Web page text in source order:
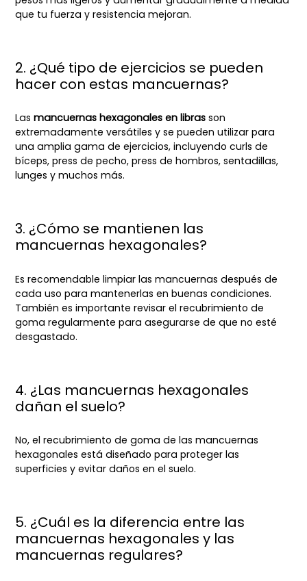
que tu fuerza y resistencia mejoran.
2. ¿Qué tipo de ejercicios se pueden
hacer con estas mancuernas?
Las mancuernas hexagonales en libras son
extremadamente versátiles y se pueden utilizar para
una amplia gama de ejercicios, incluyendo curls de
bíceps, press de pecho, press de hombros, sentadillas,
lunges y muchos más.
3. ¿Cómo se mantienen las
mancuernas hexagonales?
Es recomendable limpiar las mancuernas después de
cada uso para mantenerlas en buenas condiciones.
También es importante revisar el recubrimiento de
goma regularmente para asegurarse de que no esté
desgastado.
4. ¿Las mancuernas hexagonales
dañan el suelo?
No, el recubrimiento de goma de las mancuernas
hexagonales está diseñado para proteger las
superficies y evitar daños en el suelo.
5. ¿Cuál es la diferencia entre las
mancuernas hexagonales y las
mancuernas regulares?